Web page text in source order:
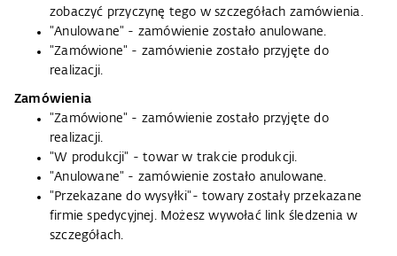
zobaczyć przyczynę tego w szczegółach zamówienia.
"Anulowane" - zamówienie zostało anulowane.
"Zamówione" - zamówienie zostało przyjęte do
realizacji.
Zamówienia
"Zamówione" - zamówienie zostało przyjęte do
realizacji.
"W produkcji" - towar w trakcie produkcji.
"Anulowane" - zamówienie zostało anulowane.
"Przekazane do wysyłki"- towary zostały przekazane
firmie spedycyjnej. Możesz wywołać link śledzenia w
szczegółach.